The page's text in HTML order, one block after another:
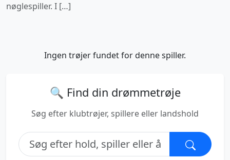
nøglespiller. I […]
Ingen trøjer fundet for denne spiller.
🔍 Find din drømmetrøje
Søg efter klubtrøjer, spillere eller landshold